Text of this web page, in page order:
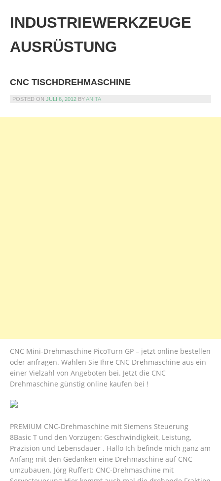
content
INDUSTRIEWERKZEUGE
AUSRÜSTUNG
CNC TISCHDREHMASCHINE
POSTED ON JULI 6, 2012 BYANITA
CNC Mini-Drehmaschine PicoTurn GP – jetzt online bestellen
oder anfragen. Wählen Sie Ihre CNC Drehmaschine aus ein
einer Vielzahl von Angeboten bei. Jetzt die CNC
Drehmaschine günstig online kaufen bei !
PREMIUM CNC-Drehmaschine mit Siemens Steuerung
8Basic T und den Vorzügen: Geschwindigkeit, Leistung,
Präzision und Lebensdauer . Hallo Ich befinde mich ganz am
Anfang mit den Gedanken eine Drehmaschine auf CNC
umzubauen. Jörg Ruffert: CNC-Drehmaschine mit